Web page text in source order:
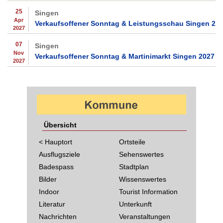
25
Apr
2027
Singen
Verkaufsoffener Sonntag & Leistungsschau Singen
07
Nov
2027
Singen
Verkaufsoffener Sonntag & Martinimarkt Singen 2027
Übersicht
< Hauptort
Ausflugsziele
Badespass
Bilder
Indoor
Literatur
Nachrichten
Ortsteile
Sehenswertes
Stadtplan
Wissenswertes
Tourist Information
Unterkunft
Veranstaltungen